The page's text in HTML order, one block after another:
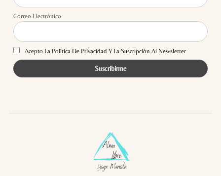
Correo Electrónico
Acepto La Política De Privacidad Y La Suscripción Al Newsletter